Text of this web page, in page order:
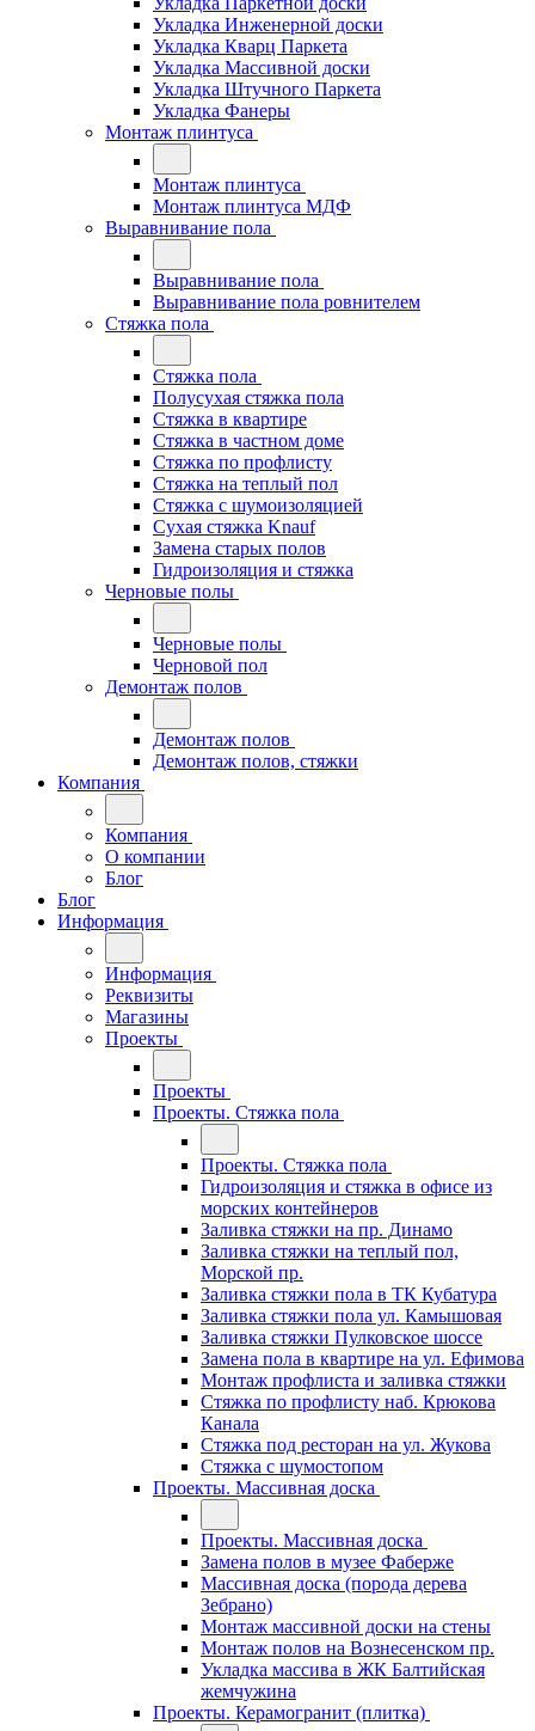
Укладка Инженерной доски
Укладка Кварц Паркета
Укладка Массивной доски
Укладка Штучного Паркета
Укладка Фанеры
Монтаж плинтуса
Монтаж плинтуса
Монтаж плинтуса МДФ
Выравнивание пола
Выравнивание пола
Выравнивание пола ровнителем
Стяжка пола
Стяжка пола
Полусухая стяжка пола
Стяжка в квартире
Стяжка в частном доме
Стяжка по профлисту
Стяжка на теплый пол
Стяжка с шумоизоляцией
Сухая стяжка Knauf
Замена старых полов
Гидроизоляция и стяжка
Черновые полы
Черновые полы
Черновой пол
Демонтаж полов
Демонтаж полов
Демонтаж полов, стяжки
Компания
Компания
О компании
Блог
Блог
Информация
Информация
Реквизиты
Магазины
Проекты
Проекты
Проекты. Стяжка пола
Проекты. Стяжка пола
Гидроизоляция и стяжка в офисе из
морских контейнеров
Заливка стяжки на пр. Динамо
Заливка стяжки на теплый пол,
Морской пр.
Заливка стяжки пола в ТК Кубатура
Заливка стяжки пола ул. Камышовая
Заливка стяжки Пулковское шоссе
Замена пола в квартире на ул. Ефимова
Монтаж профлиста и заливка стяжки
Стяжка по профлисту наб. Крюкова
Канала
Стяжка под ресторан на ул. Жукова
Стяжка с шумостопом
Проекты. Массивная доска
Проекты. Массивная доска
Замена полов в музее Фаберже
Массивная доска (порода дерева
Зебрано)
Монтаж массивной доски на стены
Монтаж полов на Вознесенском пр.
Укладка массива в ЖК Балтийская
жемчужина
Проекты. Керамогранит (плитка)